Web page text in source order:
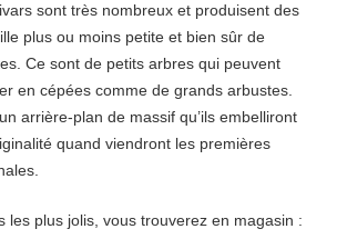
sont très nombreux et produisent des
plus ou moins petite et bien sûr de
Ce sont de petits arbres qui peuvent
en cépées comme de grands arbustes.
arrière-plan de massif qu’ils embelliront
quand viendront les premières
les plus jolis, vous trouverez en magasin :